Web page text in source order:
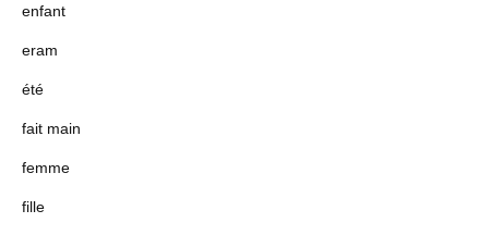
enfant
eram
été
fait main
femme
fille